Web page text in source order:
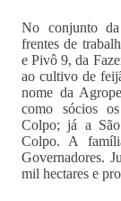
No conjunto da
frentes de
e Pivô 9, da
ao cultivo de
nome da
como sócios
Colpo; já a
Colpo. A
Governadores.
mil hectares e